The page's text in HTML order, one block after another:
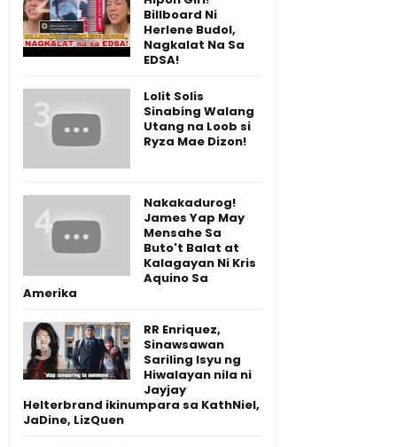
Billboard Ni
Herlene Budol,
Nagkalat Na Sa
EDSA!
Lolit Solis
Sinabing Walang
Utang na Loob si
Ryza Mae Dizon!
Nakakadurog!
James Yap May
Mensahe Sa
Buto't Balat at
Kalagayan Ni Kris
Aquino Sa
Amerika
RR Enriquez,
Sinawsawan
Sariling Isyu ng
Hiwalayan nila ni
Jayjay
Helterbrand ikinumpara sa KathNiel,
JaDine, LizQuen